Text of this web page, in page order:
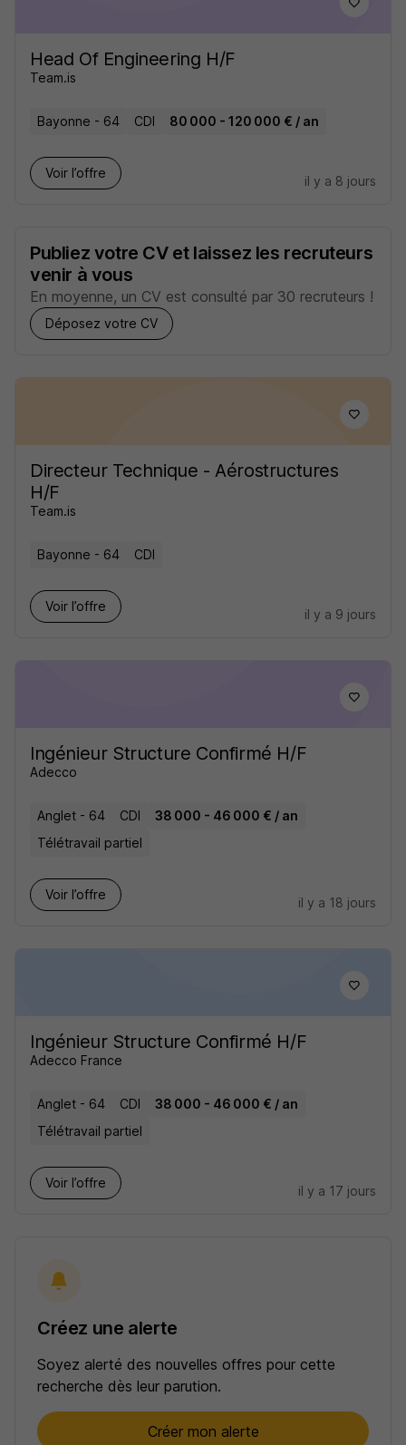
Head Of Engineering H/F
Team.is
Bayonne - 64 CDI 80 000 - 120 000 € / an
Voir l’offre
il y a 8 jours
Publiez votre CV et laissez les recruteurs
venir à vous
En moyenne, un CV est consulté par 30 recruteurs !
Déposez votre CV
Directeur Technique - Aérostructures
H/F
Team.is
Bayonne - 64 CDI
Voir l’offre
il y a 9 jours
Ingénieur Structure Confirmé H/F
Adecco
Anglet - 64 CDI
38 000 - 46 000 € / an
Télétravail partiel
Voir l’offre
il y a 18 jours
Ingénieur Structure Confirmé H/F
Adecco France
Anglet - 64 CDI
38 000 - 46 000 € / an
Télétravail partiel
Voir l’offre
il y a 17 jours
Créez une alerte
Soyez alerté des nouvelles offres pour cette
recherche dès leur parution.
Créer mon alerte